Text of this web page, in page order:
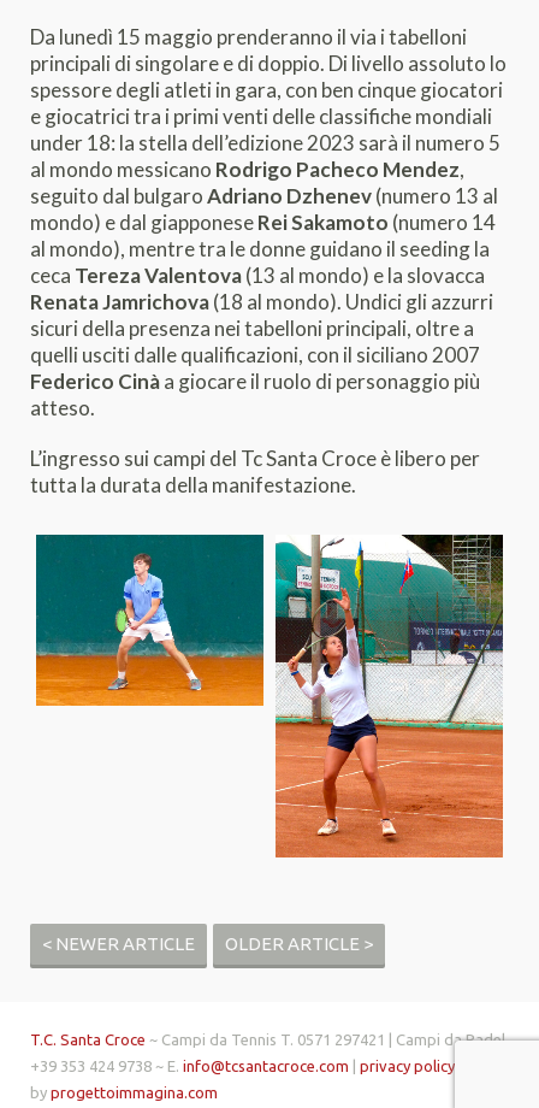
Da lunedì 15 maggio prenderanno il via i tabelloni
principali di singolare e di doppio. Di livello assoluto lo
spessore degli atleti in gara, con ben cinque giocatori
e giocatrici tra i primi venti delle classifiche mondiali
under 18: la stella dell’edizione 2023 sarà il numero 5
al mondo messicano Rodrigo Pacheco Mendez,
seguito dal bulgaroAdriano Dzhenev(numero 13 al
mondo) e dal giapponeseRei Sakamoto (numero 14
al mondo), mentre tra le donne guidano il seeding la
ceca Tereza Valentova(13 al mondo) e la slovacca
Renata Jamrichova(18 al mondo). Undici gli azzurri
sicuri della presenza nei tabelloni principali, oltre a
quelli usciti dalle qualificazioni, con il siciliano 2007
Federico Cinàa giocare il ruolo di personaggio più
atteso.
L’ingresso sui campi del Tc Santa Croce è libero per
tutta la durata della manifestazione.
< NEWER ARTICLE OLDER ARTICLE >
T.C. Santa Croce ~ Campi da Tennis T. 0571 297421 | Campi da Padel
+39 353 424 9738 ~ E. info@tcsantacroce.com privacy policy
by progettoimmagina.com